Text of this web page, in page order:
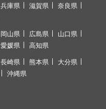
兵庫県 滋賀県
奈良県
岡山県 広島県
山口県
愛媛県 高知県
長崎県 熊本県
大分県
沖縄県